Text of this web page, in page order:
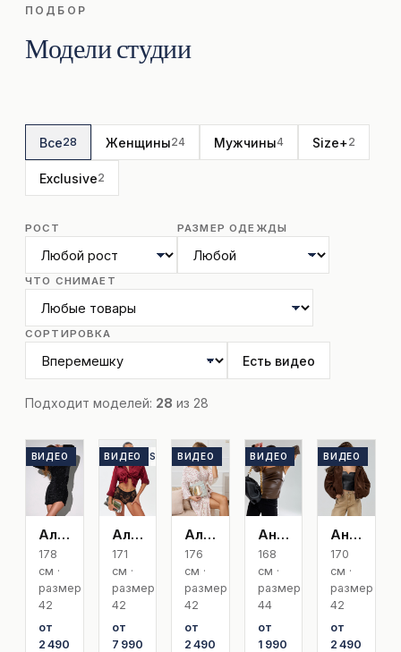
ПОДБОР
Модели студии
Все28 Женщины24 Мужчины4 Size+2
Exclusive2
РОСТ РАЗМЕР ОДЕЖДЫ
ЧТО СНИМАЕТ
СОРТИРОВКА
Есть видео
Подходит моделей: 28 из 28
TOP
ВИДЕО
Александра К
178
см ·
размер
42
от
2 490
EXCLUSIVE
ВИДЕО
Алена Exclusive
171
см ·
размер
42
от
7 990
TOP
ВИДЕО
Алина К
176
см ·
размер
42
от
2 490
TOP
ВИДЕО
Анастасия Ам
168
см ·
размер
44
от
1 990
TOP
ВИДЕО
Анжелика
170
см ·
размер
42
от
2 490